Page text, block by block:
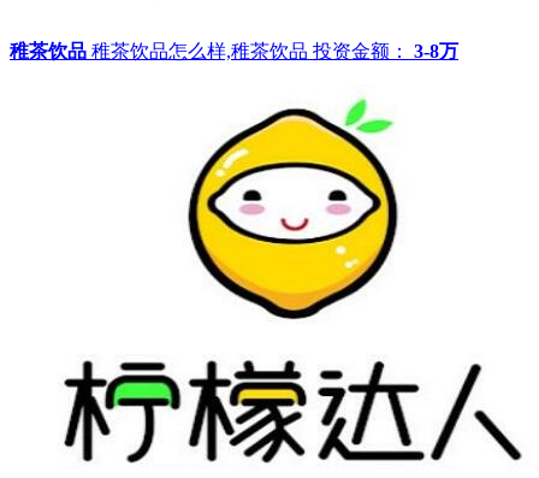
稚茶饮品 稚茶饮品怎么样,稚茶饮品 投资金额： 3-8万